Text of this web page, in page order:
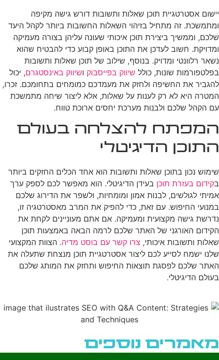
יישום אסטרטגיית תוכן שאלות ותשובות דורש גישה מקיפה
ומתמשכת. זה מתחיל בזיהוי השאלות החשובות ביותר לקהל היעד
שלכם, וממשיך ביצירת תוכן איכותי שעונה עליהן בצורה מעמיקה
ומדויקת. חשוב לעדכן את התוכן באופן קבוע כדי להבטיח שהוא
נשאר רלוונטי ומדויק. בנוסף, שילוב של תוכן שאלות ותשובות
בפלטפורמות שונות, כולל שיווק בפייסבוק ושיווק באינסטגרם, יכול
להגביר את החשיפה ולחזק את מעמדכם כמומחים בתחומכם. זכרו,
המטרה היא לא רק לענות על שאלות, אלא ליצור שיחה מתמשכת
עם הקהל שלכם ולבנות מערכת יחסים ארוכת טווח.
המפתח להצלחה בעולם
התוכן הדיגיטלי
שימוש נכון בתוכן שאלות ותשובות הוא אחד הכלים החזקים ביותר
בקידום בעזרת תוכן בעידן הדיגיטלי. הוא מאפשר לכם לספק ערך
אמיתי לגולשים, לבנות אמון ומומחיות, ולשפר את הדירוג שלכם
במנועי החיפוש. עם זאת, כדי להפיק את המרב מאסטרטגיה זו,
נדרשת גישה מקצועית ומעמיקה. אם אתם מעוניינים לקחת את
הקידום האורגני של האתר שלכם לרמה הבאה באמצעות תוכן
שאלות ותשובות איכותי, צרו קשר עם בוסט מדיה. הצוות המקצועי
שלנו ישמח לסייע לכם ליצור אסטרטגיית תוכן מנצחת שתעלה את
האתר שלכם לפסגת תוצאות החיפוש ותחזק את המותג שלכם
בעולם הדיגיטלי.
מאמרים נוספים